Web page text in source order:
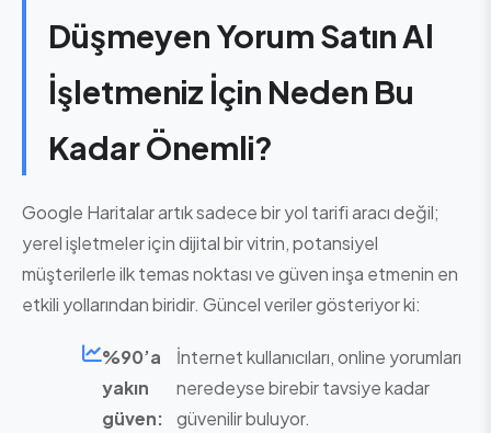
Düşmeyen Yorum Satın Al
İşletmeniz İçin Neden Bu
Kadar Önemli?
Google Haritalar artık sadece bir yol tarifi aracı değil;
yerel işletmeler için dijital bir vitrin, potansiyel
müşterilerle ilk temas noktası ve güven inşa etmenin en
etkili yollarından biridir. Güncel veriler gösteriyor ki:
%90’a
yakın
güven:
İnternet kullanıcıları, online yorumları
neredeyse birebir tavsiye kadar
güvenilir buluyor.